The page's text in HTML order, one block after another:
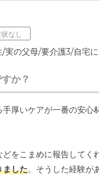
なし
実の父母/要介護3/自宅
か？
厚いケアが一番の安
をこまめに報告してく
ました。そうした経験が